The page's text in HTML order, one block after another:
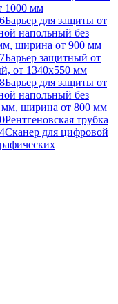
1000 мм
Барьер для защиты от
напольный без
ширина от 900 мм
Барьер защитный от
от 1340x550 мм
Барьер для защиты от
напольный без
мм, ширина от 800 мм
Рентгеновская трубка
Сканер для цифровой